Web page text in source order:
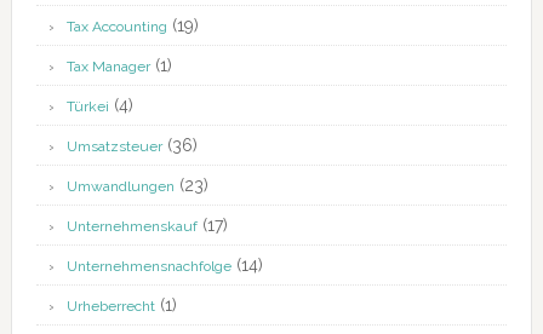
Tax Accounting (19)
Tax Manager(1)
Türkei (4)
Umsatzsteuer(36)
Umwandlungen (23)
Unternehmenskauf(17)
Unternehmensnachfolge(14)
Urheberrecht(1)